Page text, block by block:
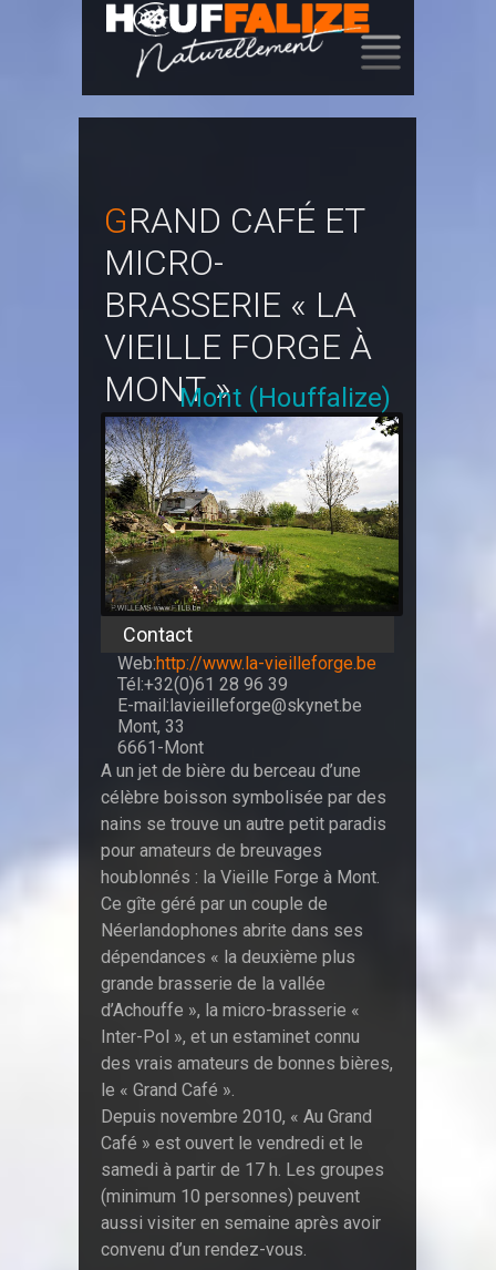
GRAND CAFÉ ET
MICRO-
BRASSERIE « LA
VIEILLE FORGE À
MONT »Mont (Houffalize)
Contact
Web:http://www.la-vieilleforge.be
Tél:+32(0)61 28 96 39
E-mail:lavieilleforge@skynet.be
Mont, 33
6661-Mont
A un jet de bière du berceau d’une
célèbre boisson symbolisée par des
nains se trouve un autre petit paradis
pour amateurs de breuvages
houblonnés : la Vieille Forge à Mont.
Ce gîte géré par un couple de
Néerlandophones abrite dans ses
dépendances « la deuxième plus
grande brasserie de la vallée
d’Achouffe », la micro-brasserie «
Inter-Pol », et un estaminet connu
des vrais amateurs de bonnes bières,
le « Grand Café ».
Depuis novembre 2010, « Au Grand
Café » est ouvert le vendredi et le
samedi à partir de 17 h. Les groupes
(minimum 10 personnes) peuvent
aussi visiter en semaine après avoir
convenu d’un rendez-vous.